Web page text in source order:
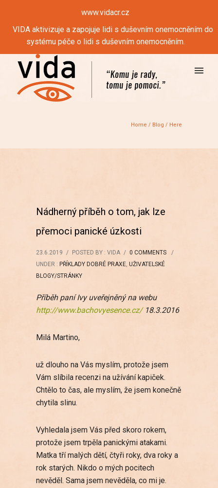
www.vidacr.cz
VIDA aktivizuje a zapojuje lidi s duševním onemocněním do
systému péče o lidi s duševním onemocněním.
Home / Blog / Here
Nádherný příběh o tom, jak lze
přemoci panické úzkosti
23.6.2019 / POSTED BY : VIDA / 0 COMMENTS
/
UNDER : PŘÍKLADY DOBRÉ PRAXE, UŽIVATELSKÉ
BLOGY/STRÁNKY
Příběh paní Ivy uveřejněný na webu
http://www.bachovyesence.cz/18.3.2016
Milá Martino,
už dlouho na Vás myslím, protože jsem
Vám slíbila recenzi na užívání kapiček.
Chtělo to čas, ale myslím, že jsem konečně
chytila slinu.
Vyhledala jsem Vás před skoro rokem,
protože jsem trpěla panickými atakami.
Matka tří malých dětí, čtyři roky, dva roky a
rok starých. Nikdo o mých pocitech
nevěděl. Sama jsem nevěděla, co mi je.